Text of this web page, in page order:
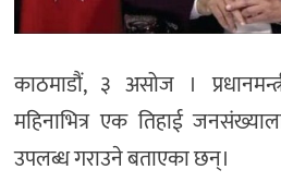
काठमाडौं, ३ असोज ।
महिनाभित्र एक तिहाई
उपलब्ध गराउने बताएका छन्।